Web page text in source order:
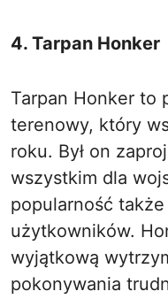
4. Tarpan Honker
Tarpan Honker to
terenowy, który
roku. Był on
wszystkim dla
popularność
użytkowników.
wyjątkową
pokonywania